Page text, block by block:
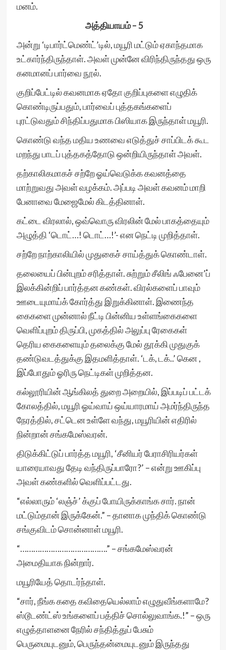
மனம்.
அத்தியாயம் – 5
அன்று ‘டிபார்ட்மெண்ட்’டில், மயூரி மட்டும் ஏகாந்தமாக
உட்கார்ந்திருந்தாள். அவள் முன்னே விரிந்திருந்தது ஒரு
கனமானப் பார்வை நூல்.
குறிப்பேட்டில் கவனமாக ஏதோ குறிப்புகளை எழுதிக்
கொண்டிருப்பதும், பார்வைப் புத்தகங்களைப்
புரட்டுவதும் சிந்திப்பதுமாக பிஸியாக இருந்தாள் மயூரி.
கொண்டு வந்த மதிய உணவை எடுத்துச் சாப்பிடக் கூட
மறந்து பாடப் புத்தகத்தோடு ஒன்றியிருந்தாள் அவள்.
தற்காலிகமாகச் சற்றே ஓய்வெடுக்க கவனத்தை
மாற்றுவது அவள் வழக்கம். அப்படி அவள் கவனம் மாறி
பேனாவை மேஜைமேல் கிடத்தினாள்.
கட்டை விரலால், ஒவ்வொரு விரலின் மேல் பாகத்தையும்
அழுத்தி ‘டொட்…! டொட்…!’- என நெட்டி முறித்தாள்.
சற்றே நாற்காலியில் முதுகைச் சாய்த்துக் கொண்டாள்.
தலையைப் பின்புறம் சரித்தாள். சுற்றும் சீலிங் ஃபேனை’ப்
இலக்கின்றிப் பார்த்தன கண்கள். விரல்களைப் பாவும்
ஊடையுமாய்க் கோர்த்து இறுக்கினாள். இணைந்த
கைகளை முன்னால் நீட்டி பின்னிய உள்ளங்கைகளை
வெளிப்புறம் திருப்பி, முகத்தில் அலுப்பு ரேகைகள்
தெரிய கைகளையும் தலைக்கு மேல் தூக்கி முதுகுக்
தண்டுவடத்துக்கு இதமளித்தாள். ‘டக், டக்..’ கென ,
இப்போதும் ஓரிரு நெட்டிகள் முறித்தன.
கல்லூரியின் ஆங்கிலத் துறை அறையில், இப்படிப் பட்டக்
கோலத்தில், மயூரி ஓய்வாய் ஒய்யாரமாய் அமர்ந்திருந்த
நேரத்தில், சட்டென உள்ளே வந்து, மயூரியின் எதிரில்
நின்றான் சங்கமேஸ்வரன்.
திடுக்கிட்டுப் பார்த்த மயூரி, ‘சீனியர் பேராசிரியர்கள்
யாரையாவது தேடி வந்திருப்பாரோ?’ – என்று ஊகிப்பு
அவள் கண்களில் வெளிப்பட்டது.
“எல்லாரும் ‘லஞ்ச்’ க்குப் போயிருக்காங்க சார். நான்
மட்டும்தான் இருக்கேன்.” – தானாக முந்திக் கொண்டு
சங்குவிடம் சொன்னாள் மயூரி.
“………………………………….” – சங்கமேஸ்வரன்
அமைதியாக நின்றார்.
மயூரியேத் தொடர்ந்தாள்.
“சார், நீங்க கதை கவிதையெல்லாம் எழுதுவீங்களாமே?
ஸ்டூடண்ட்ஸ் உங்களைப் பத்திச் சொல்லுவாங்க.!” – ஒரு
எழுத்தாளனை நேரில் சந்தித்துப் பேசும்
பெருமையுடனும், பெருந்தன்மையுடனும் இருந்தது